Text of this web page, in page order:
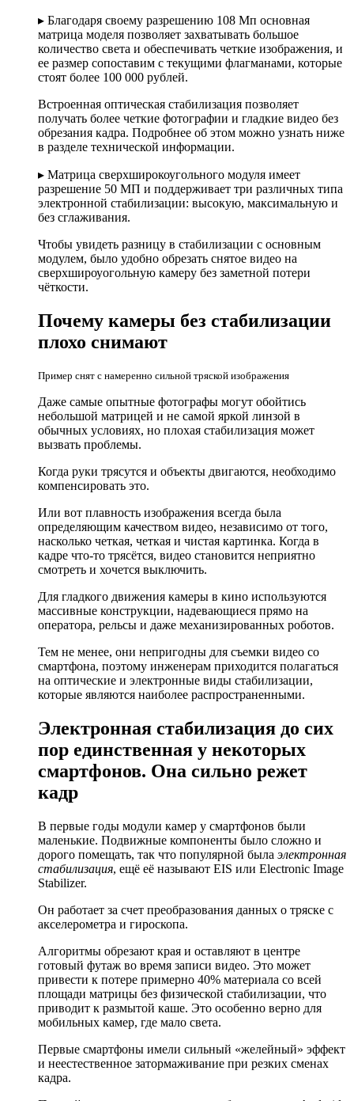
▸ Благодаря своему разрешению 108 Мп основная
матрица моделя позволяет захватывать большое
количество света и обеспечивать четкие изображения, и
ее размер сопоставим с текущими флагманами, которые
стоят более 100 000 рублей.
Встроенная оптическая стабилизация позволяет
получать более четкие фотографии и гладкие видео без
обрезания кадра. Подробнее об этом можно узнать ниже
в разделе технической информации.
▸ Матрица сверхширокоугольного модуля имеет
разрешение 50 МП и поддерживает три различных типа
электронной стабилизации: высокую, максимальную и
без сглаживания.
Чтобы увидеть разницу в стабилизации с основным
модулем, было удобно обрезать снятое видео на
сверхшироуогольную камеру без заметной потери
чёткости.
Почему камеры без стабилизации
плохо снимают
Пример снят с намеренно сильной тряской изображения
Даже самые опытные фотографы могут обойтись
небольшой матрицей и не самой яркой линзой в
обычных условиях, но плохая стабилизация может
вызвать проблемы.
Когда руки трясутся и объекты двигаются, необходимо
компенсировать это.
Или вот плавность изображения всегда была
определяющим качеством видео, независимо от того,
насколько четкая, четкая и чистая картинка. Когда в
кадре что-то трясётся, видео становится неприятно
смотреть и хочется выключить.
Для гладкого движения камеры в кино используются
массивные конструкции, надевающиеся прямо на
оператора, рельсы и даже механизированных роботов.
Тем не менее, они непригодны для съемки видео со
смартфона, поэтому инженерам приходится полагаться
на оптические и электронные виды стабилизации,
которые являются наиболее распространенными.
Электронная стабилизация до сих
пор единственная у некоторых
смартфонов. Она сильно режет
кадр
В первые годы модули камер у смартфонов были
маленькие. Подвижные компоненты было сложно и
дорого помещать, так что популярной была электронная
стабилизация, ещё её называют EIS или Electronic Image
Stabilizer.
Он работает за счет преобразования данных о тряске с
акселерометра и гироскопа.
Алгоритмы обрезают края и оставляют в центре
готовый футаж во время записи видео. Это может
привести к потере примерно 40% материала со всей
площади матрицы без физической стабилизации, что
приводит к размытой каше. Это особенно верно для
мобильных камер, где мало света.
Первые смартфоны имели сильный «желейный» эффект
и неестественное затормаживание при резких сменах
кадра.